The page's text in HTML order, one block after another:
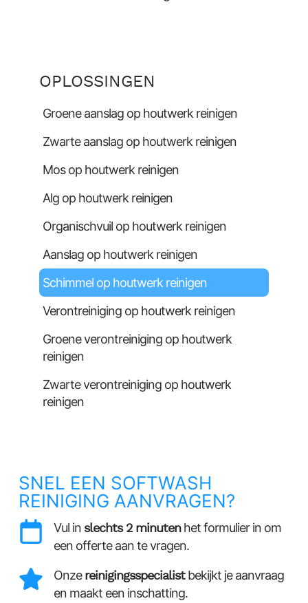
OPLOSSINGEN
Groene aanslag op houtwerk reinigen
Zwarte aanslag op houtwerk reinigen
Mos op houtwerk reinigen
Alg op houtwerk reinigen
Organischvuil op houtwerk reinigen
Aanslag op houtwerk reinigen
Schimmel op houtwerk reinigen
Verontreiniging op houtwerk reinigen
Groene verontreiniging op houtwerk
reinigen
Zwarte verontreiniging op houtwerk
reinigen
SNEL EEN SOFTWASH
REINIGING AANVRAGEN?
Vul in slechts 2 minutenhet formulier in om
een offerte aan te vragen.
Onzereinigingsspecialistbekijkt je aanvraag
en maakt een inschatting.